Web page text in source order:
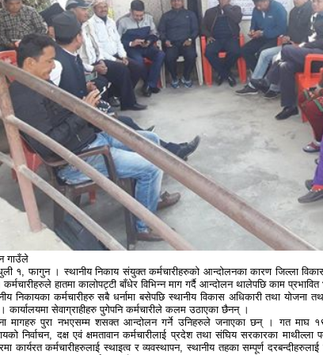
गाउँले
१, फागुन । स्थानीय निकाय संयुक्त कर्मचारीहरुको आन्दोलनका कारण जिल्ला
हातमा कालोपट्टी बाँधेर विभिन्न माग गर्दै आन्दोलन थालेपछि काम प्रभावित
निकायका कर्मचारीहरु सबै धर्नामा बसेपछि स्थानीय विकास अधिकारी तथा
कार्यालयमा सेवाग्राहीहरु पुगेपनि कर्मचारीले कलम उठाएका छैनन् ।
मागहरु पुरा नभएसम्म शसक्त आन्दोलन गर्ने उनिहरुले जनाएका छन् । गत माघ
निर्वाचन, दक्ष एवं क्षमतावान कर्मचारीलाई प्रदेश तथा संघिय सरकारका माथील्ला
कार्यरत कर्मचारीहरुलाई स्थाइत्व र व्यवस्थापन, स्थानीय तहका सम्पूर्ण